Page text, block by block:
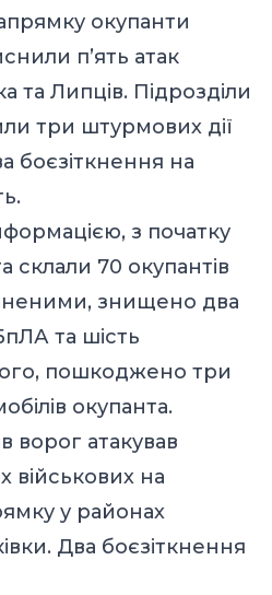
окупанти
п’ять атак
та Липців. Підрозділи
три штурмових дії
боєзіткнення на
з початку
склали 70 окупантів
знищено два
та шість
пошкоджено три
окупанта.
ворог атакував
військових на
у районах
Два боєзіткнення